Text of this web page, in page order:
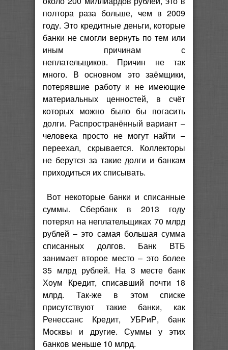
полтора раза больше, чем в 2009
году. Это кредитные деньги, которые
банки не смогли вернуть по тем или
иным причинам с
неплательщиков. Причин не так
много. В основном это заёмщики,
потерявшие работу и не имеющие
материальных ценностей, в счёт
которых можно было бы погасить
долги. Распространённый вариант –
человека просто не могут найти –
переехал, скрывается. Коллекторы
не берутся за такие долги и банкам
приходиться их списывать.
Вот некоторые банки и списанные
суммы. Сбербанк в 2013 году
потерял на неплательщиках 70 млрд
рублей – это самая большая сумма
списанных долгов. Банк ВТБ
занимает второе место – это более
35 млрд рублей. На 3 месте банк
Хоум Кредит, списавший почти 18
млрд. Так-же в этом списке
присутствуют такие банки, как
Ренессанс Кредит, УБРиР, банк
Москвы и другие. Суммы у этих
банков меньше 10 млрд.